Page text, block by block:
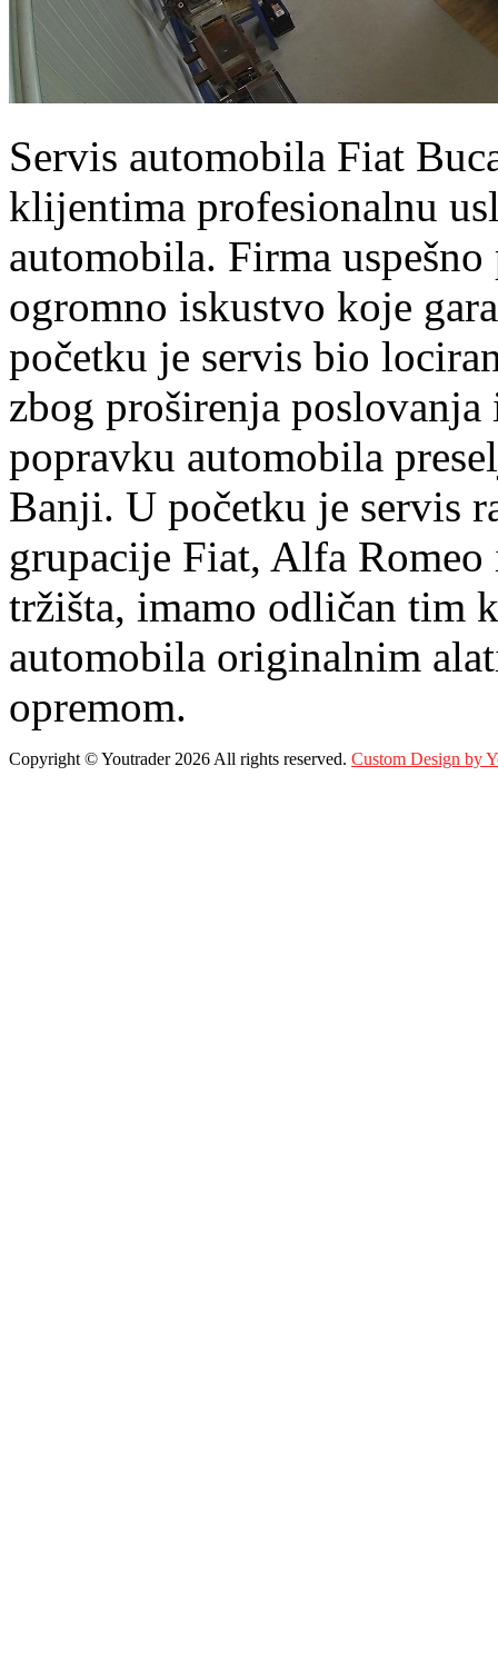
Servis automobila Fiat
klijentima profesionalnu
automobila. Firma
ogromno iskustvo koje
početku je servis bio
zbog proširenja poslovanja
popravku automobila
Banji. U početku je servis
grupacije Fiat, Alfa
tržišta, imamo odličan tim
automobila originalnim
opremom.
Copyright ©Youtrader2026 All rights reserved. Custom Design by